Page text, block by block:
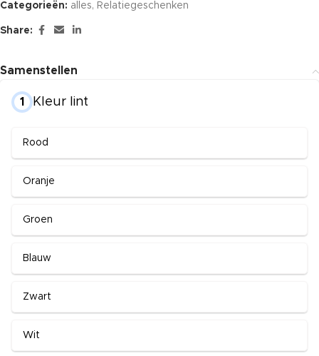
Categorieën: alles, Relatiegeschenken
Share:
Samenstellen
1 Kleur lint
Rood
Oranje
Groen
Blauw
Zwart
Wit